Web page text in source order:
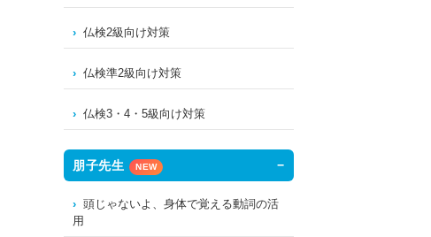
仏検2級向け対策
仏検準2級向け対策
仏検3・4・5級向け対策
朋子先生 NEW
頭じゃないよ、身体で覚える動詞の活
用